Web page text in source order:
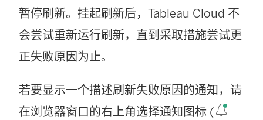
暂停刷新。挂起刷新后， Tableau Cloud 不
会尝试重新运行刷新，直到采取措施尝试更
正失败原因为止。
若要显示一个描述刷新失败原因的通知，请
在浏览器窗口的右上角选择通知图标 (